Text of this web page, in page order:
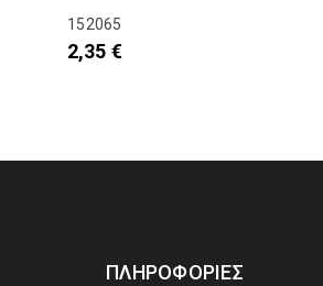
152065
2,35 €
ΠΛΗΡΟΦΟΡΊΕΣ